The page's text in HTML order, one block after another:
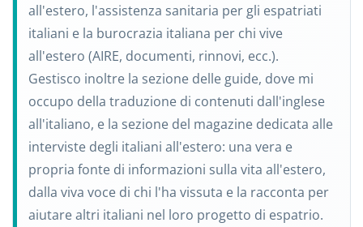
all'estero, l'assistenza sanitaria per gli espatriati
italiani e la burocrazia italiana per chi vive
all'estero (AIRE, documenti, rinnovi, ecc.).
Gestisco inoltre la sezione delle guide, dove mi
occupo della traduzione di contenuti dall'inglese
all'italiano, e la sezione del magazine dedicata alle
interviste degli italiani all'estero: una vera e
propria fonte di informazioni sulla vita all'estero,
dalla viva voce di chi l'ha vissuta e la racconta per
aiutare altri italiani nel loro progetto di espatrio.